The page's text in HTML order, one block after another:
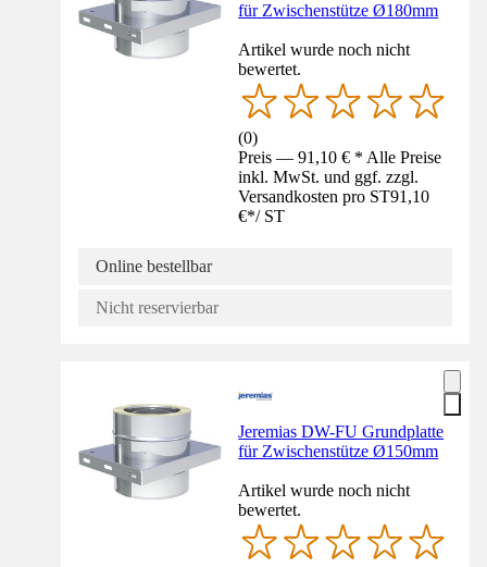
für Zwischenstütze Ø180mm
Artikel wurde noch nicht
bewertet.
(0)
Preis — 91,10 € * Alle Preise
inkl. MwSt. und ggf. zzgl.
Versandkosten pro ST91,10
€*/ ST
Online bestellbar
Nicht reservierbar
Jeremias DW-FU Grundplatte
für Zwischenstütze Ø150mm
Artikel wurde noch nicht
bewertet.